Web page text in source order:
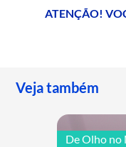
ATENÇÃO!
Veja também
De Olho no